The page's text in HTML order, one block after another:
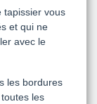
tapissier vous
et qui ne
avec le
les bordures
les